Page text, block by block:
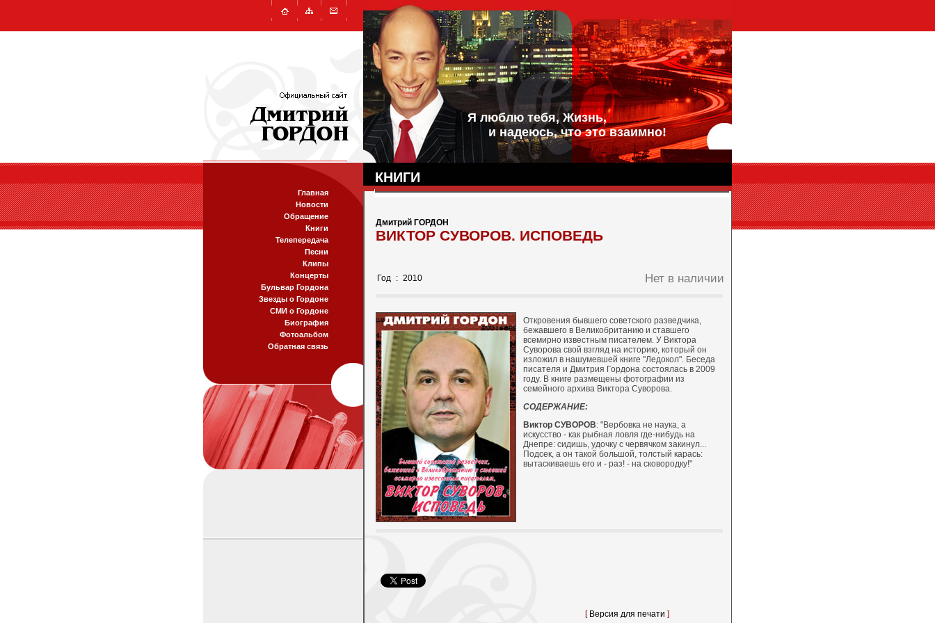
Я люблю тебя, Жизнь,
и надеюсь, что это взаимно!
Главная
Новости
Обращение
Книги
Телепередача
Песни
Клипы
Концерты
Бульвар Гордона
Звезды о Гордоне
СМИ о Гордоне
Биография
Фотоальбом
Обратная связь
КНИГИ
Дмитрий ГОРДОН
ВИКТОР СУВОРОВ. ИСПОВЕДЬ
Нет в наличии
Год : 2010
Откровения бывшего советского разведчика,
бежавшего в Великобританию и ставшего
всемирно известным писателем. У Виктора
Суворова свой взгляд на историю, который он
изложил в нашумевшей книге "Ледокол". Беседа
писателя и Дмитрия Гордона состоялась в 2009
году. В книге размещены фотографии из
семейного архива Виктора Суворова.
СОДЕРЖАНИЕ:
Виктор СУВОРОВ: "Вербовка не наука, а
искусство - как рыбная ловля где-нибудь на
Днепре: сидишь, удочку с червячком закинул...
Подсек, а он такой большой, толстый карась:
вытаскиваешь его и - раз! - на сковородку!"
[ Версия для печати ]